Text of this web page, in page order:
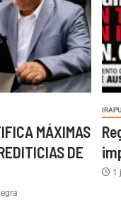
MÁXIMAS
DE
1